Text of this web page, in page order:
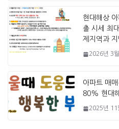
현대해상
출 시세 최
제지역과
2026년 3
아파트 매
80% 현대
2025년 11